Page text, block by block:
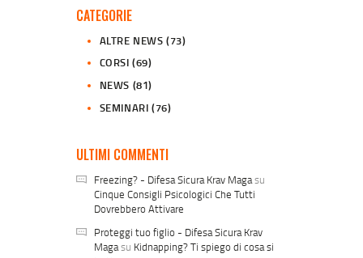
CATEGORIE
ALTRE NEWS (73)
CORSI (69)
NEWS (81)
SEMINARI (76)
ULTIMI COMMENTI
Freezing? - Difesa Sicura Krav Magasu
Cinque Consigli Psicologici Che Tutti
Dovrebbero Attivare
Proteggi tuo figlio - Difesa Sicura Krav
Magasu Kidnapping? Ti spiego di cosa si